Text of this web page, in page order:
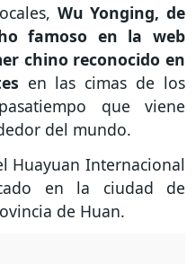
Wu Yonging, de
famoso en la web
chino reconocido en
en las cimas de los
que viene
del mundo.
Huayuan Internacional
en la ciudad de
de Huan.